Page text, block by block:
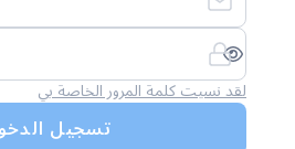
لقد نسيت كلمة المرور الخاصة بي
تسجيل الدخول